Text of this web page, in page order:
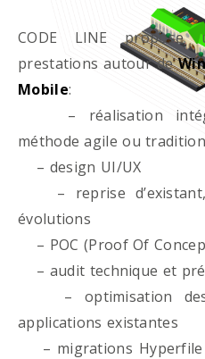
CODE LINE
prestations autour de
Mobile:
– réalisation
méthode agile ou
– design UI/UX
– reprise d’existant,
évolutions
– POC (Proof Of
– audit technique et
– optimisation des
applications existantes
– migrations Hyperfile